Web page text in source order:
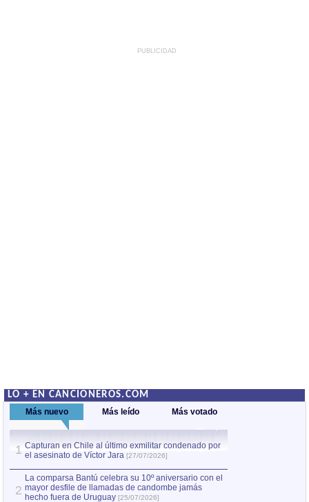
PUBLICIDAD
LO + EN CANCIONEROS.COM
Más nuevo Más leído Más votado
1 Capturan en Chile al último exmilitar condenado por
el asesinato de Víctor Jara [27/07/2026]
2
La comparsa Bantú celebra su 10º aniversario con el
mayor desfile de llamadas de candombe jamás
hecho fuera de Uruguay [25/07/2026]